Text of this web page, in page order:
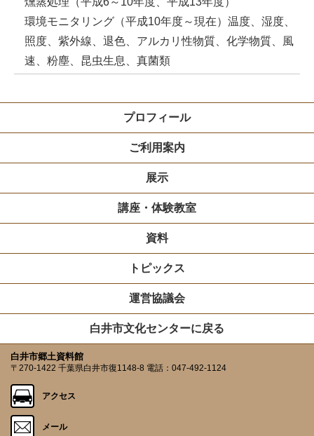
環境モニタリング（平成10年度～現在）温度、湿度、
照度、紫外線、退色、アルカリ性物質、化学物質、風
速、粉塵、昆虫生息、真菌類
プロフィール
ご利用案内
展示
講座・体験教室
資料
トピックス
運営協議会
白井市文化センターに戻る
白井市郷土資料館
〒270-1422 千葉県白井市復1148-8 電話：047-492-1124
アクセス
メール